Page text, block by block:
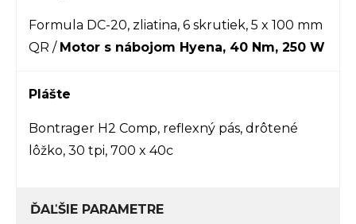
Formula DC-20, zliatina, 6 skrutiek, 5 x 100 mm
QR / Motor s nábojom Hyena, 40 Nm, 250 W
Plášte
Bontrager H2 Comp, reflexný pás, drôtené
lôžko, 30 tpi, 700 x 40c
ĎAĽŠIE PARAMETRE